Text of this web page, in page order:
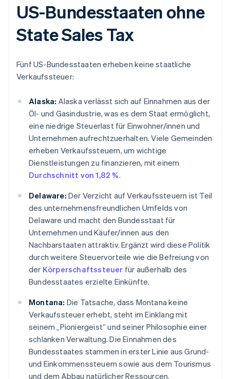
US-Bundesstaaten ohne
State Sales Tax
Fünf US-Bundesstaaten erheben keine staatliche
Verkaufssteuer:
Alaska: Alaska verlässt sich auf Einnahmen aus der
Öl- und Gasindustrie, was es dem Staat ermöglicht,
eine niedrige Steuerlast für Einwohner/innen und
Unternehmen aufrechtzuerhalten. Viele Gemeinden
erheben Verkaufssteuern, um wichtige
Dienstleistungen zu finanzieren, mit einem
Durchschnitt von 1,82 %.
Delaware: Der Verzicht auf Verkaufssteuern ist Teil
des unternehmensfreundlichen Umfelds von
Delaware und macht den Bundesstaat für
Unternehmen und Käufer/innen aus den
Nachbarstaaten attraktiv. Ergänzt wird diese Politik
durch weitere Steuervorteile wie die Befreiung von
der Körperschaftssteuer für außerhalb des
Bundesstaates erzielte Einkünfte.
Montana: Die Tatsache, dass Montana keine
Verkaufssteuer erhebt, steht im Einklang mit
seinem „Pioniergeist” und seiner Philosophie einer
schlanken Verwaltung. Die Einnahmen des
Bundesstaates stammen in erster Linie aus Grund-
und Einkommenssteuern sowie aus dem Tourismus
und dem Abbau natürlicher Ressourcen.